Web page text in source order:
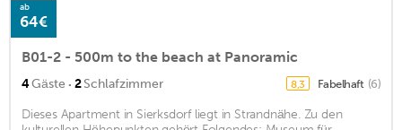
ab
64€
B01-2 - 500m to the beach at Panoramic
4Gäste · 2Schlafzimmer 8,3 Fabelhaft (6)
Dieses Apartment in Sierksdorf liegt in Strandnähe. Zu den